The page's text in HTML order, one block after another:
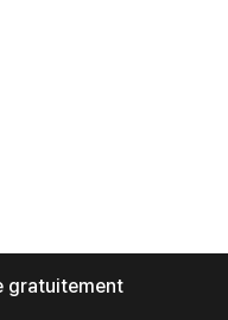
gratuitement